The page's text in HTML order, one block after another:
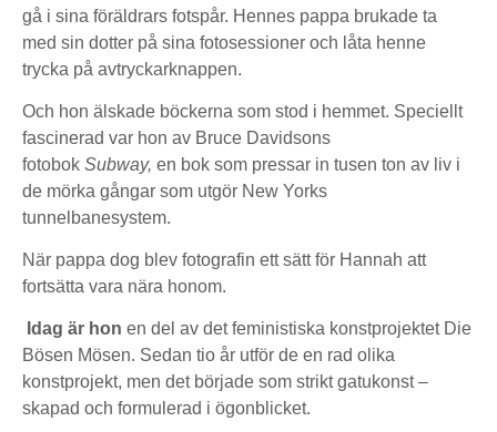
gå i sina föräldrars fotspår. Hennes pappa brukade ta
med sin dotter på sina fotosessioner och låta henne
trycka på avtryckarknappen.
Och hon älskade böckerna som stod i hemmet. Speciellt
fascinerad var hon av Bruce Davidsons
fotobok Subway, en bok som pressar in tusen ton av liv i
de mörka gångar som utgör New Yorks
tunnelbanesystem.
När pappa dog blev fotografin ett sätt för Hannah att
fortsätta vara nära honom.
Idag är hon en del av det feministiska konstprojektet Die
Bösen Mösen. Sedan tio år utför de en rad olika
konstprojekt, men det började som strikt gatukonst –
skapad och formulerad i ögonblicket.